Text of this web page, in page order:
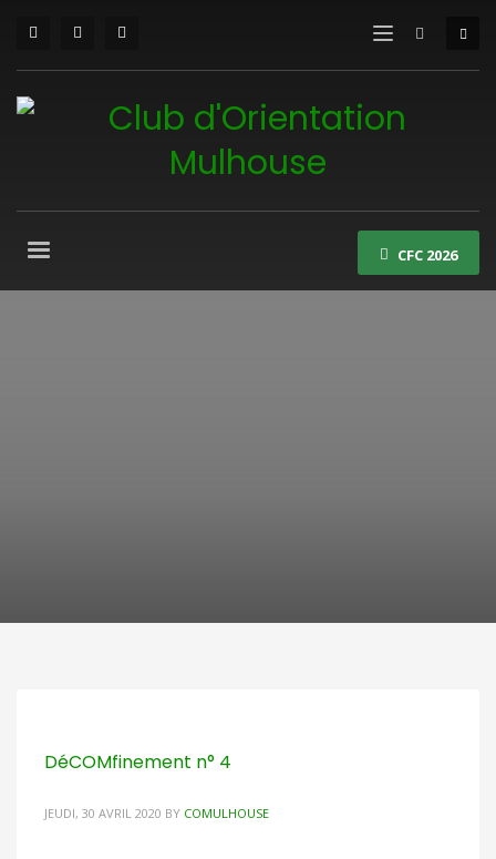
CFC 2026
DéCOMfinement n° 4
JEUDI, 30 AVRIL 2020 BY COMULHOUSE